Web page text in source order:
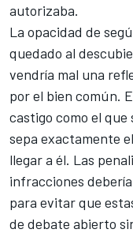
autorizaba.
La opacidad de
quedado al
vendría mal una
por el bien común.
castigo como el que
sepa exactamente
llegar a él. Las
infracciones
para evitar que
de debate abierto